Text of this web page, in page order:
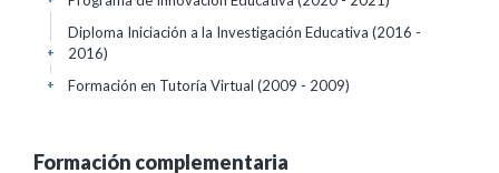
Diploma Iniciación a la Investigación Educativa (2016 -
2016)
+
Formación en Tutoría Virtual (2009 - 2009)
+
Formación complementaria